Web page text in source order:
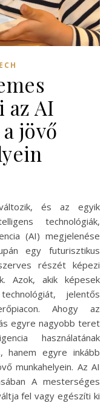
az AI
jövő
technológiák,
(AI) megjelenése
egy futurisztikus
részét képezi
Azok, akik képesek
jelentős
Ahogy az
egyre nagyobb teret
használatának
hanem egyre inkább
munkahelyein. Az AI
A mesterséges
fel vagy egészíti ki